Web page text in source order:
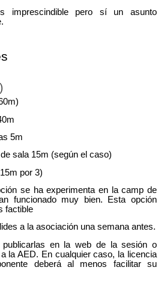
imprescindible pero sí un asunto
5m
sala 15m (según el caso)
por 3)
se ha experimenta en la camp de
funcionado muy bien. Esta opción
factible
a la asociación una semana antes.
publicarlas en la web de la sesión o
la AED. En cualquier caso, la licencia
deberá al menos facilitar su